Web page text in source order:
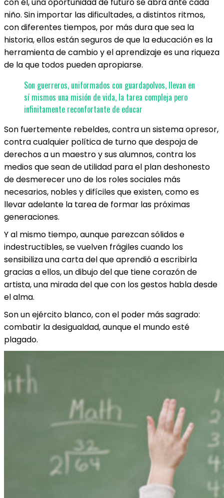
niño. Sin importar las dificultades, a distintos ritmos,
con diferentes tiempos, por más dura que sea la
historia, ellos están seguros de que la educación es la
herramienta de cambio y el aprendizaje es una riqueza
de la que todos pueden apropiarse.
Son guerreros, uniformados con guardapolvos, llevan en
sí mismos una misión de vida, la tarea compleja pero
infinitamente reconfortante de educar
Son fuertemente rebeldes, contra un sistema opresor,
contra cualquier política de turno que despoja de
derechos a un maestro y sus alumnos, contra los
medios que sean de utilidad para el plan deshonesto
de desmerecer uno de los roles sociales más
necesarios, nobles y difíciles que existen, como es
llevar adelante la tarea de formar las próximas
generaciones.
Y al mismo tiempo, aunque parezcan sólidos e
indestructibles, se vuelven frágiles cuando los
sensibiliza una carta del que aprendió a escribirla
gracias a ellos, un dibujo del que tiene corazón de
artista, una mirada del que con los gestos habla desde
el alma.
Son un ejército blanco, con el poder más sagrado:
combatir la desigualdad, aunque el mundo esté
plagado.